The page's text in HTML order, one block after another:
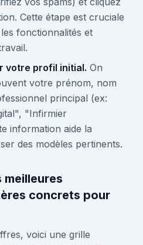
Cette étape est cruciale
fonctionnalités et
votre profil initial. On
votre prénom, nom
principal (ex:
"Infirmier
information aide la
des modèles pertinents.
meilleures
concrets pour
voici une grille